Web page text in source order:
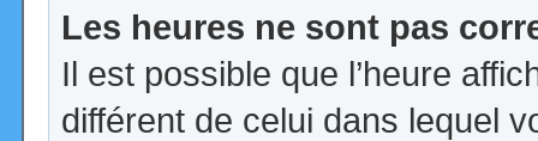
Les heures ne sont pas
Il est possible que l’heure
différent de celui dans lequel